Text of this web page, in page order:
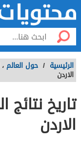
الرئيسية / حول العالم ،
الاردن
الاردن